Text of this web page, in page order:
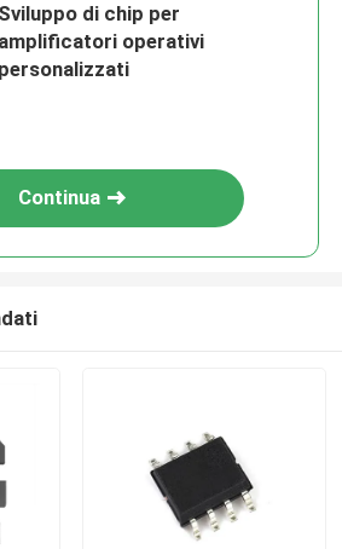
Sviluppo di chip per
amplificatori operativi
personalizzati
Continua